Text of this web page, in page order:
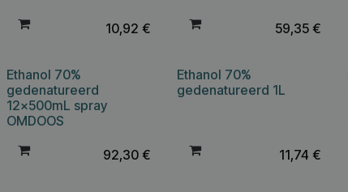
10,92 € 59,35 €
Ethanol 70%
gedenatureerd
12x500mL spray
OMDOOS
92,30 €
Ethanol 70%
gedenatureerd 1L
11,74 €